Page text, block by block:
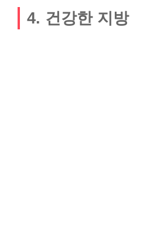
4. 건강한 지방